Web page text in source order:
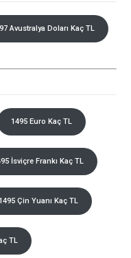
Avustralya Doları Kaç TL
1495 Euro Kaç TL
İsviçre Frankı Kaç TL
Çin Yuanı Kaç TL
TL